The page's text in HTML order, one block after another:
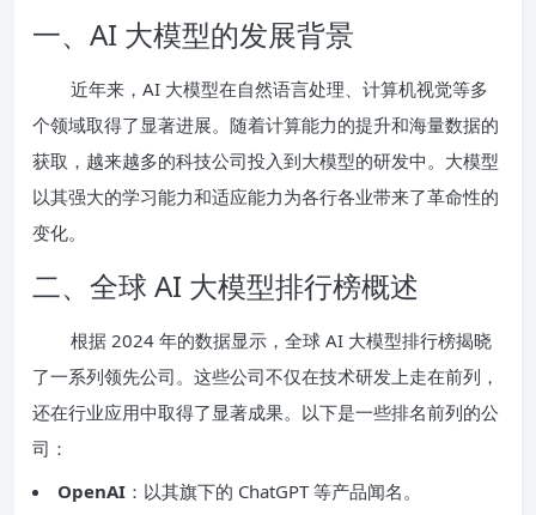
一、AI 大模型的发展背景
近年来，AI 大模型在自然语言处理、计算机视觉等多
个领域取得了显著进展。随着计算能力的提升和海量数据的
获取，越来越多的科技公司投入到大模型的研发中。大模型
以其强大的学习能力和适应能力为各行各业带来了革命性的
变化。
二、全球 AI 大模型排行榜概述
根据 2024 年的数据显示，全球 AI 大模型排行榜揭晓
了一系列领先公司。这些公司不仅在技术研发上走在前列，
还在行业应用中取得了显著成果。以下是一些排名前列的公
司：
OpenAI ：以其旗下的 ChatGPT 等产品闻名。